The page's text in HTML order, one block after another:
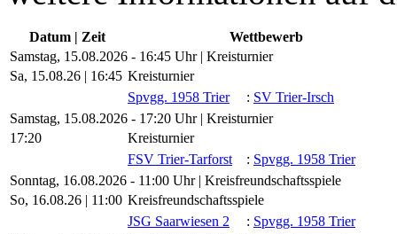
Datum | Zeit
Wettbewerb
Samstag, 15.08.2026 - 16:45 Uhr | Kreisturnier
Sa, 15.08.26 | 16:45 Kreisturnier
Spvgg. 1958 Trier
: SV Trier-Irsch
Samstag, 15.08.2026 - 17:20 Uhr | Kreisturnier
17:20
Kreisturnier
FSV Trier-Tarforst
: Spvgg. 1958 Trier
Sonntag, 16.08.2026 - 11:00 Uhr | Kreisfreundschaftsspiele
So, 16.08.26 | 11:00 Kreisfreundschaftsspiele
JSG Saarwiesen 2
: Spvgg. 1958 Trier